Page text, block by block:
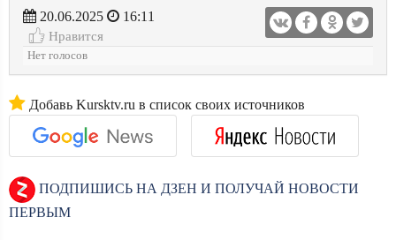
20.06.2025
16:11
Нравится
Нет голосов
Добавь Kursktv.ru в список своих источников
ПОДПИШИСЬ НА ДЗЕН И ПОЛУЧАЙ НОВОСТИ
ПЕРВЫМ